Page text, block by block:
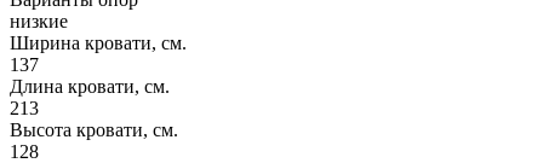
низкие
Ширина кровати, см.
137
Длина кровати, см.
213
Высота кровати, см.
128